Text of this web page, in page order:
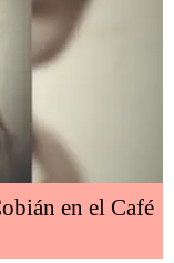
en el Café